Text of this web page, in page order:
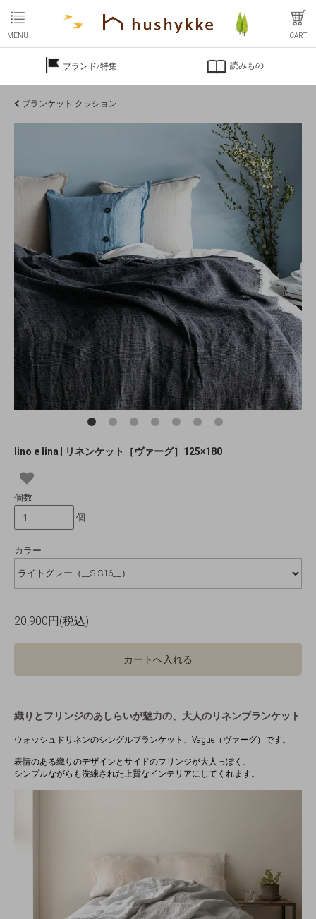
MENU CART
ブランド/特集 読みもの
ブランケット クッション
lino e lina | リネンケット［ヴァーグ］125×180
個数
個
カラー
20,900円(税込)
カートへ入れる
織りとフリンジのあしらいが魅力の、大人のリネンブランケット
ウォッシュドリネンのシングルブランケット、Vague（ヴァーグ）です。
表情のある織りのデザインとサイドのフリンジが大人っぽく、
シンプルながらも洗練された上質なインテリアにしてくれます。